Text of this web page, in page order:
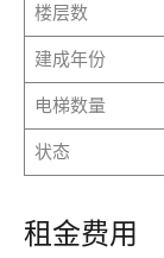
楼层数
建成年份
电梯数量
状态
租金费用